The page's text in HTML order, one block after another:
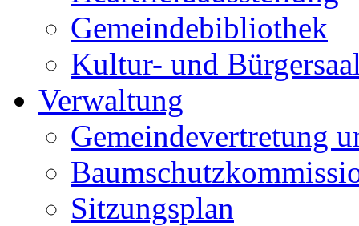
Gemeindebibliothek
Kultur- und
Verwaltung
Gemeindevertretung
Sitzungsplan